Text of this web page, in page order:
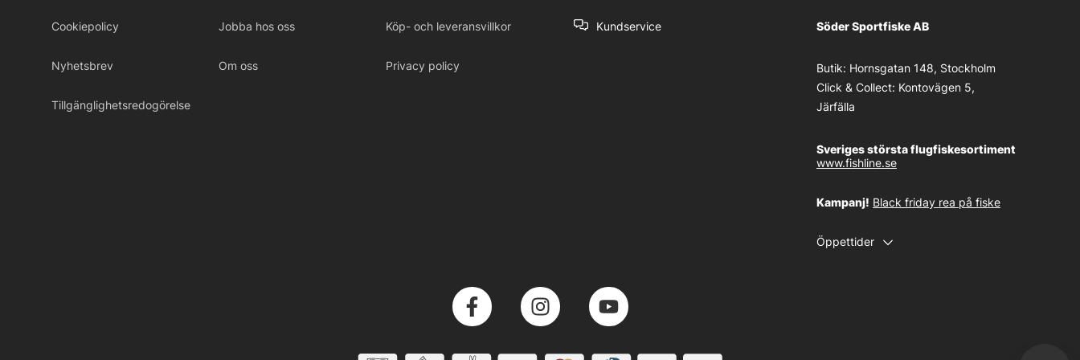
Cookiepolicy Jobba hos oss Köp- och leveransvillkor
Nyhetsbrev Om oss Privacy policy
Tillgänglighetsredogörelse
Kundservice Söder Sportfiske AB
Butik: Hornsgatan 148, Stockholm
Click & Collect: Kontovägen 5,
Järfälla
Sveriges största flugfiskesortiment
www.fishline.se
Kampanj! Black friday rea på fiske
Öppettider